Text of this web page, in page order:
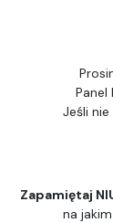
Panel
Jeśli
Zapamiętaj
na